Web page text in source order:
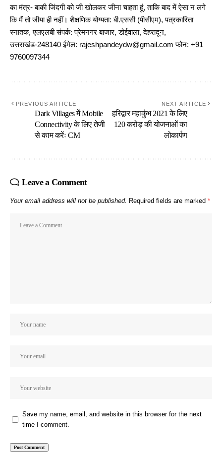
का मंत्र- बाकी जिंदगी को जी खोलकर जीना चाहता हूं, ताकि बाद में ऐसा न लगे
कि मैं तो जीया ही नहीं। शैक्षणिक योग्यता: बी.एससी (पीसीएम), पत्रकारिता
स्नातक, एलएलबी संपर्क: प्रेमनगर बाजार, डोईवाला, देहरादून,
उत्तराखंड-248140 ईमेल: rajeshpandeydw@gmail.com फोन: +91
9760097344
PREVIOUS ARTICLE
Dark Villages में Mobile
Connectivity के लिए तेजी
से काम करेंः CM
NEXT ARTICLE
हरिद्वार महाकुंभ 2021 के लिए
120 करोड़ की योजनाओं का
लोकार्पण
Leave a Comment
Your email address will not be published. Required fields are marked *
Save my name, email, and website in this browser for the next
time I comment.